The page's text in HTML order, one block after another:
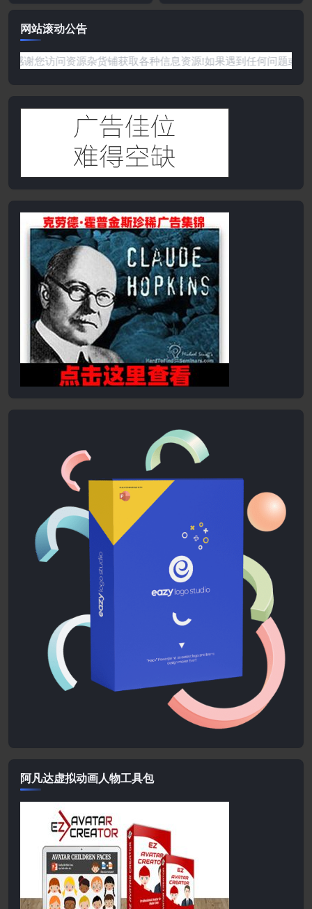
网站滚动公告
您访问资源杂货铺获取各种信息资源!如果遇到任何问题或是网
阿凡达虚拟动画人物工具包